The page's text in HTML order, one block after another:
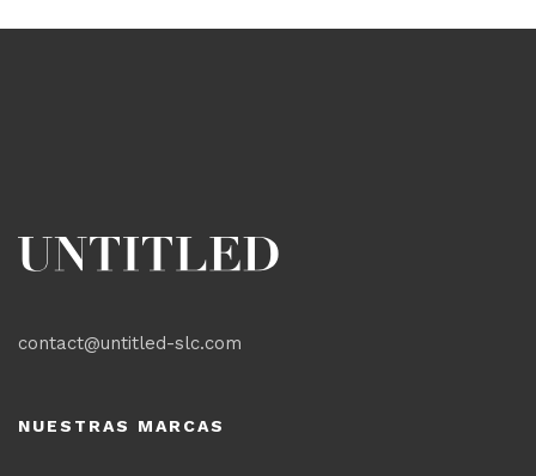
contact@untitled-slc.com
NUESTRAS MARCAS